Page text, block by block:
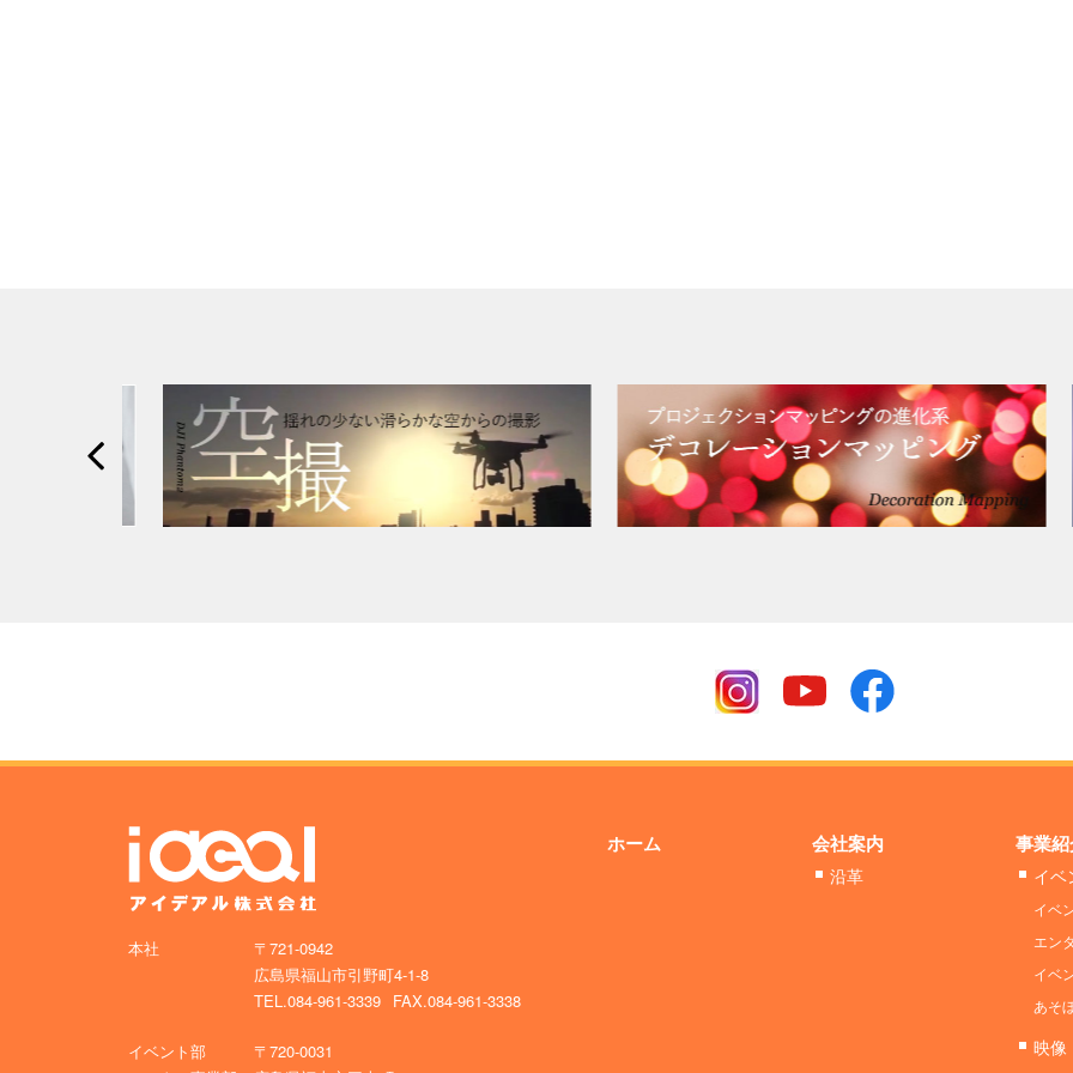
本社
〒721-0942
広島県福山市引野町4-1-8
TEL.084-961-3339 FAX.084-961-3338
イベント部
〒720-0031
ホーム 会社案内
沿革
事業
イベ
イベ
エン
イベ
あそ
映像